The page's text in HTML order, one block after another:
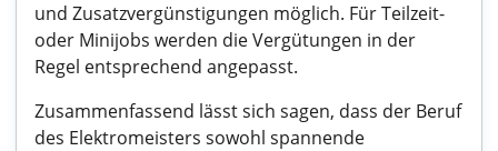
und Zusatzvergünstigungen möglich. Für Teilzeit-
oder Minijobs werden die Vergütungen in der
Regel entsprechend angepasst.
Zusammenfassend lässt sich sagen, dass der Beruf
des Elektromeisters sowohl spannende